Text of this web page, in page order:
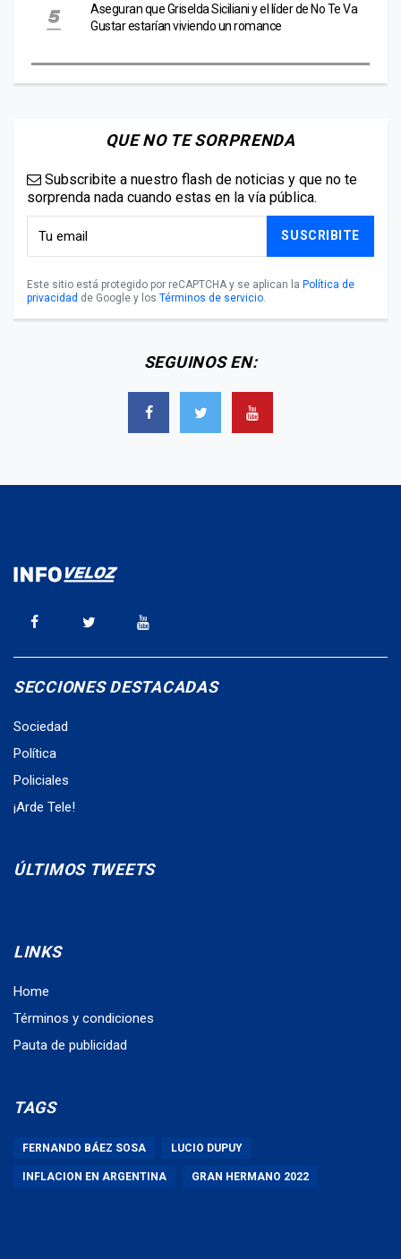
Aseguran que Griselda Siciliani y el líder de No Te Va
Gustar estarían viviendo un romance
QUE NO TE SORPRENDA
Subscribite a nuestro flash de noticias y que no te
sorprenda nada cuando estas en la vía pública.
SUSCRIBITE
Este sitio está protegido por reCAPTCHA y se aplican la Política de
privacidad de Google y los Términos de servicio.
SEGUINOS EN:
SECCIONES DESTACADAS
Sociedad
Política
Policiales
¡Arde Tele!
ÚLTIMOS TWEETS
LINKS
Home
Términos y condiciones
Pauta de publicidad
TAGS
FERNANDO BÁEZ SOSA LUCIO DUPUY
INFLACION EN ARGENTINA GRAN HERMANO 2022